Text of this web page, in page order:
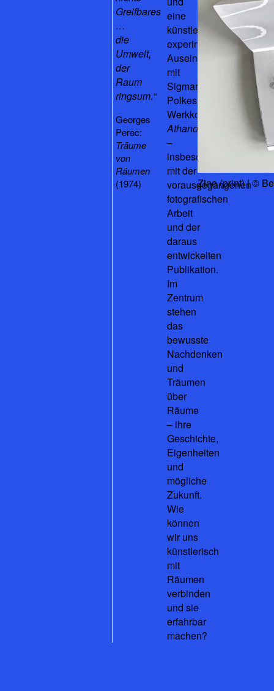
Greifbares
…
die
Umwelt,
der
Raum
ringsum.“
Georges
Perec:
Träume
von
Räumen
(1974)
eine
künstlerisch-
experimentelle
Auseinandersetzung
mit
Sigmar
Polkes
Werkkomplex
Athanor
–
insbesondere
mit der
vorausgegangenen
fotografischen
Arbeit
und der
daraus
entwickelten
Publikation.
Im
Zentrum
stehen
das
bewusste
Nachdenken
und
Träumen
über
Räume
– ihre
Geschichte,
Eigenheiten
und
mögliche
Zukunft.
Wie
können
wir uns
künstlerisch
mit
Räumen
verbinden
und sie
erfahrbar
machen?
Zine (print) | ©